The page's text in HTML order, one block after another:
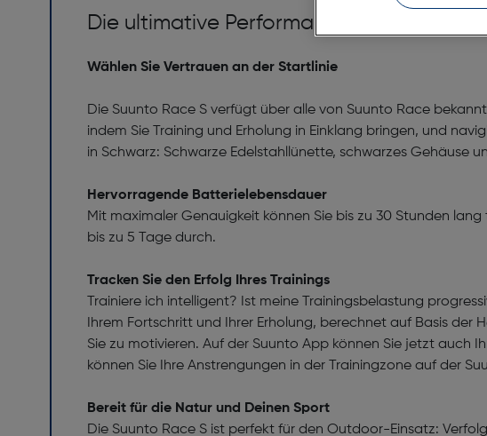
Die ultimative Performance-Uhr für
Wählen Sie Vertrauen an der Startlinie
Die Suunto Race S verfügt über alle von Suunto Race
indem Sie Training und Erholung in Einklang bringen, und
in Schwarz: Schwarze Edelstahllünette, schwarzes Gehäuse
Hervorragende Batterielebensdauer
Mit maximaler Genauigkeit können Sie bis zu 30 Stunden
bis zu 5 Tage durch.
Tracken Sie den Erfolg Ihres Trainings
Trainiere ich intelligent? Ist meine Trainingsbelastung
Ihrem Fortschritt und Ihrer Erholung, berechnet auf Basis
Sie zu motivieren. Auf der Suunto App können Sie jetzt auch
können Sie Ihre Anstrengungen in der Trainingzone auf der
Bereit für die Natur und Deinen Sport
Die Suunto Race S ist perfekt für den Outdoor-Einsatz: